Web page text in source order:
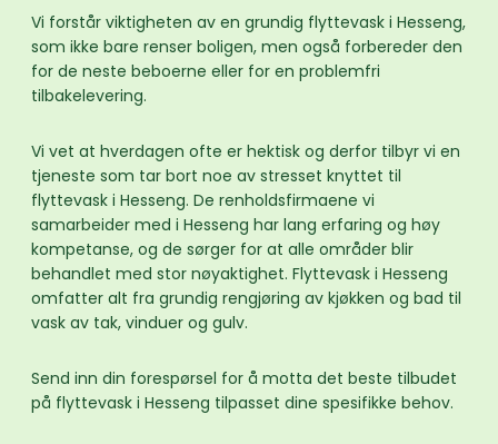
Vi forstår viktigheten av en grundig flyttevask i Hesseng,
som ikke bare renser boligen, men også forbereder den
for de neste beboerne eller for en problemfri
tilbakelevering.
Vi vet at hverdagen ofte er hektisk og derfor tilbyr vi en
tjeneste som tar bort noe av stresset knyttet til
flyttevask i Hesseng. De renholdsfirmaene vi
samarbeider med i Hesseng har lang erfaring og høy
kompetanse, og de sørger for at alle områder blir
behandlet med stor nøyaktighet. Flyttevask i Hesseng
omfatter alt fra grundig rengjøring av kjøkken og bad til
vask av tak, vinduer og gulv.
Send inn din forespørsel for å motta det beste tilbudet
på flyttevask i Hesseng tilpasset dine spesifikke behov.